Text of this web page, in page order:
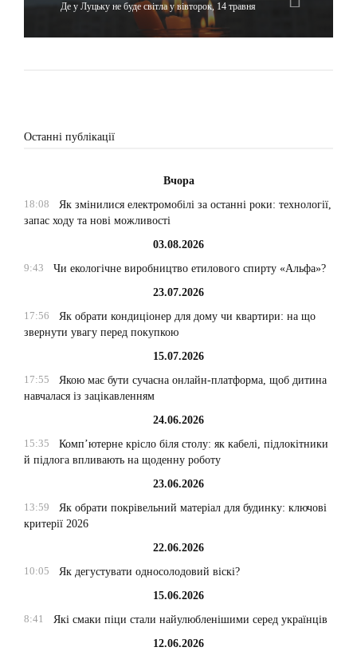
Де у Луцьку не буде світла у вівторок, 14 травня
Останні публікації
Вчора
18:08
Як змінилися електромобілі за останні роки: технології,
запас ходу та нові можливості
03.08.2026
9:43
Чи екологічне виробництво етилового спирту «Альфа»?
23.07.2026
17:56
Як обрати кондиціонер для дому чи квартири: на що
звернути увагу перед покупкою
15.07.2026
17:55
Якою має бути сучасна онлайн-платформа, щоб дитина
навчалася із зацікавленням
24.06.2026
15:35
Комп’ютерне крісло біля столу: як кабелі, підлокітники
й підлога впливають на щоденну роботу
23.06.2026
13:59
Як обрати покрівельний матеріал для будинку: ключові
критерії 2026
22.06.2026
10:05
Як дегустувати односолодовий віскі?
15.06.2026
8:41
Які смаки піци стали найулюбленішими серед українців
12.06.2026